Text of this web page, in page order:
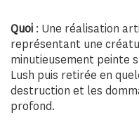
Quoi : Une réalisation
représentant une
minutieusement peinte
Lush puis retirée en
destruction et les
profond.